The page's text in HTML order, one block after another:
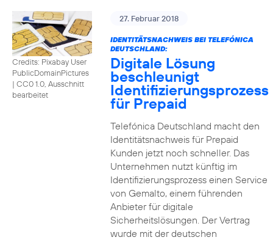
Credits: Pixabay User
PublicDomainPictures
| CC0 1.0, Ausschnitt
bearbeitet
27. Februar 2018
IDENTITÄTSNACHWEIS BEI TELEFÓNICA
DEUTSCHLAND:
Digitale Lösung
beschleunigt
Identifizierungsprozess
für Prepaid
Telefónica Deutschland macht den
Identitätsnachweis für Prepaid
Kunden jetzt noch schneller. Das
Unternehmen nutzt künftig im
Identifizierungsprozess einen Service
von Gemalto, einem führenden
Anbieter für digitale
Sicherheitslösungen. Der Vertrag
wurde mit der deutschen